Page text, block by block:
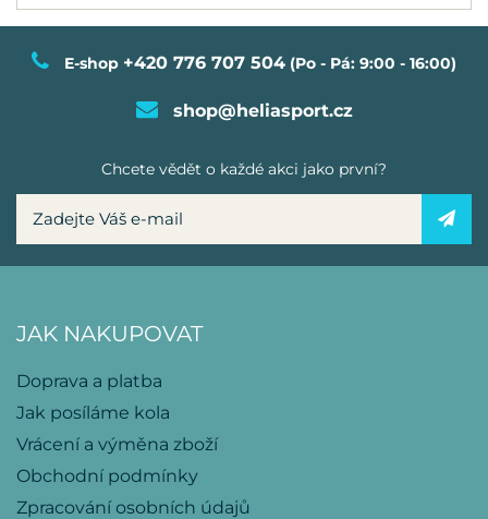
E-shop +420 776 707 504 (Po - Pá: 9:00 - 16:00)
shop@heliasport.cz
Chcete vědět o každé akci jako první?
JAK NAKUPOVAT
Doprava a platba
Jak posíláme kola
Vrácení a výměna zboží
Obchodní podmínky
Zpracování osobních údajů